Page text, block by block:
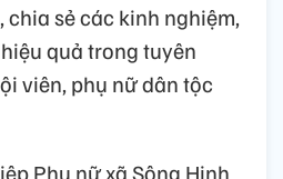
sẻ các kinh nghiệm,
quả trong tuyên
viên, phụ nữ dân tộc
Phụ nữ xã Sông Hinh